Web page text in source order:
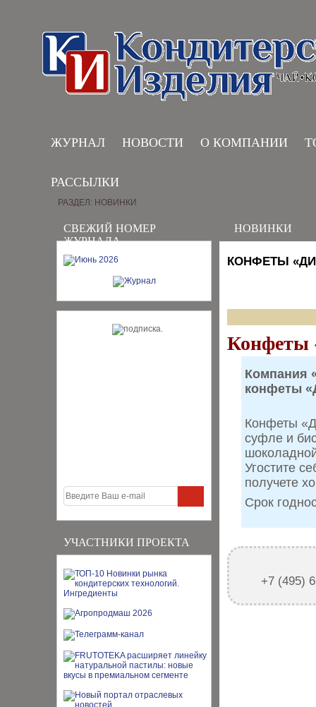
ЖУРНАЛ НОВОСТИ О КОМПАНИИ
РАССЫЛКИ
СВЕЖИЙ НОМЕР
ЖУРНАЛА
УЧАСТНИКИ ПРОЕКТА
РАЗДЕЛ: НОВИНКИ
НОВИНКИ
КОНФЕТЫ
Конфеты
Компания
конфеты
Конфеты
суфле и
Угостите
получете
Срок
+7 (495)